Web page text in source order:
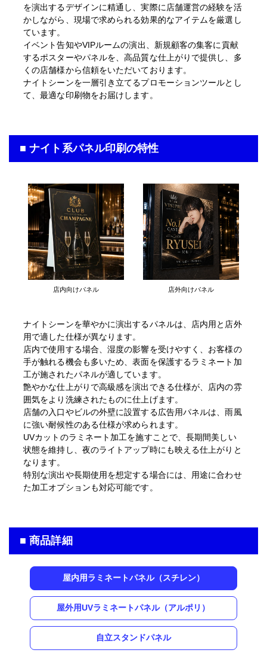
を演出するデザインに精通し、実際に店舗運営の経験を活
かしながら、現場で求められる効果的なアイテムを厳選し
ています。
イベント告知やVIPルームの演出、新規顧客の集客に貢献
するポスターやパネルを、高品質な仕上がりで提供し、多
くの店舗様から信頼をいただいております。
ナイトシーンを一層引き立てるプロモーションツールとし
て、最適な印刷物をお届けします。
■ ナイト系パネル印刷の特性
店内向けパネル 店外向けパネル
ナイトシーンを華やかに演出するパネルは、店内用と店外
用で適した仕様が異なります。
店内で使用する場合、湿度の影響を受けやすく、お客様の
手が触れる機会も多いため、表面を保護するラミネート加
工が施されたパネルが適しています。
艶やかな仕上がりで高級感を演出できる仕様が、店内の雰
囲気をより洗練されたものに仕上げます。
店舗の入口やビルの外壁に設置する広告用パネルは、雨風
に強い耐候性のある仕様が求められます。
UVカットのラミネート加工を施すことで、長期間美しい
状態を維持し、夜のライトアップ時にも映える仕上がりと
なります。
特別な演出や長期使用を想定する場合には、用途に合わせ
た加工オプションも対応可能です。
■ 商品詳細
屋内用ラミネートパネル（スチレン）
屋外用UVラミネートパネル（アルポリ）
自立スタンドパネル